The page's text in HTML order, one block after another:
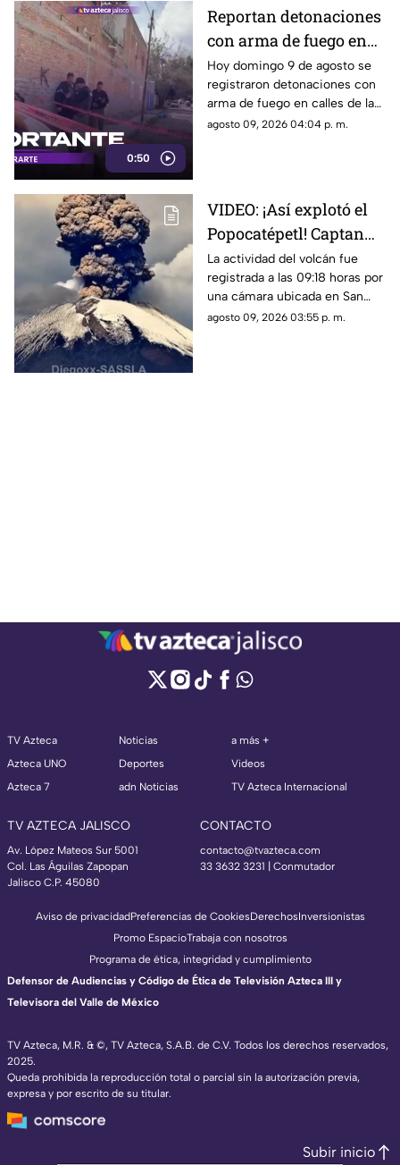
0:50
Reportan detonaciones
con arma de fuego en
Tlaquepaque; hay un
hombre muerto
Hoy domingo 9 de agosto se
registraron detonaciones con
arma de fuego en calles de la
colonia El Campesino en
agosto 09, 2026 04:04 p. m.
VIDEO: ¡Así explotó el
Popocatépetl! Captan
impresionante
momento desde Puebla
La actividad del volcán fue
registrada a las 09:18 horas por
una cámara ubicada en San
Pedro Benito Juárez.
agosto 09, 2026 03:55 p. m.
TV Azteca
Azteca UNO
Azteca 7
Noticias
Deportes
adn Noticias
a más +
Videos
TV Azteca Internacional
TV AZTECA JALISCO
Av. López Mateos Sur 5001
Col. Las Águilas Zapopan
Jalisco C.P. 45080
CONTACTO
contacto@tvazteca.com
33 3632 3231 | Conmutador
TV Azteca, M.R. & ©, TV Azteca, S.A.B. de C.V. Todos los derechos reservados,
2025.
Queda prohibida la reproducción total o parcial sin la autorización previa,
expresa y por escrito de su titular.
Aviso de privacidadPreferencias de CookiesDerechosInversionistas
Promo EspacioTrabaja con nosotros
Programa de ética, integridad y cumplimiento
Defensor de Audiencias y Código de Ética de Televisión Azteca III y
Televisora del Valle de México
Subir inicio